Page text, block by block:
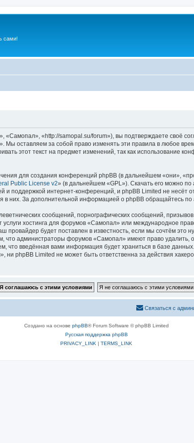
сами!
«http://samopal.su/forum»), вы подтверждаете своё
оставляем за собой право изменять эти правила в любое
этот текст на предмет изменений, так как использование
для создания конференций phpBB (в дальнейшем «они»,
Public License v2» (в дальнейшем «GPL»). Скачать его можно по
и поддержкой интернет-конференций, и phpBB Limited не несёт
в них. За дополнительной информацией о phpBB обращайтесь по
сообщений, порнографических сообщений,
хостинга для форумов «Самопал» или международное
будет поставлен в известность, если мы сочтём это
что администраторы форумов «Самопал» имеют право удалить,
что введённая вами информация будет храниться в базе
phpBB Limited не может быть ответственна за действия
Связаться с
Создано на основе phpBB® Forum Software © phpBB Limited
Русская поддержка phpBB
PRIVACY_LINK | TERMS_LINK